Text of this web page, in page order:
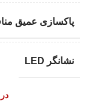
پاکسازی عمیق
نشانگر LED